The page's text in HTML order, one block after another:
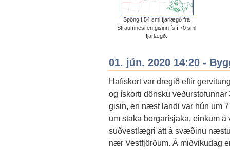
Spöng í 54 sml fjarlægð frá
Straumnesi en gisinn ís í 70 sml
fjarlægð.
01. jún. 2020 14:20 -
Hafískort var dregið eftir
og ískorti dönsku
gisin, en næst landi var hún um
um staka borgarísjaka, einkum
suðvestlægri átt á svæðinu
nær Vestfjörðum. Á miðvikudag